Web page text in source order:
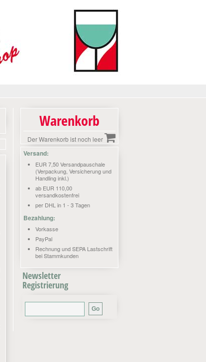
Warenkorb
Der Warenkorb ist noch leer
Versand:
EUR 7,50 Versandpauschale
(Verpackung, Versicherung und
Handling inkl.)
ab EUR 110,00
versandkostenfrei
per DHL in 1 - 3 Tagen
Bezahlung:
Vorkasse
PayPal
Rechnung und SEPA Lastschrift
bei Stammkunden
Newsletter
Registrierung